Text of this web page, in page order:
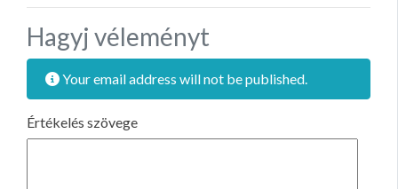
Hagyj véleményt
Your email address will not be published.
Értékelés szövege